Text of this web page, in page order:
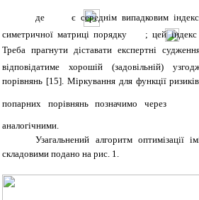
де
є середнім випадковим
симетричної матриці порядку
; цей індекс
Треба прагнути діставати експертні
відповідатиме хорошій (задовільній)
порівнянь [15]. Міркування для функції ризиків
попарних порівнянь позначимо через
аналогічними.
Узагальнений алгоритм оптимізації
складовими подано на рис. 1.